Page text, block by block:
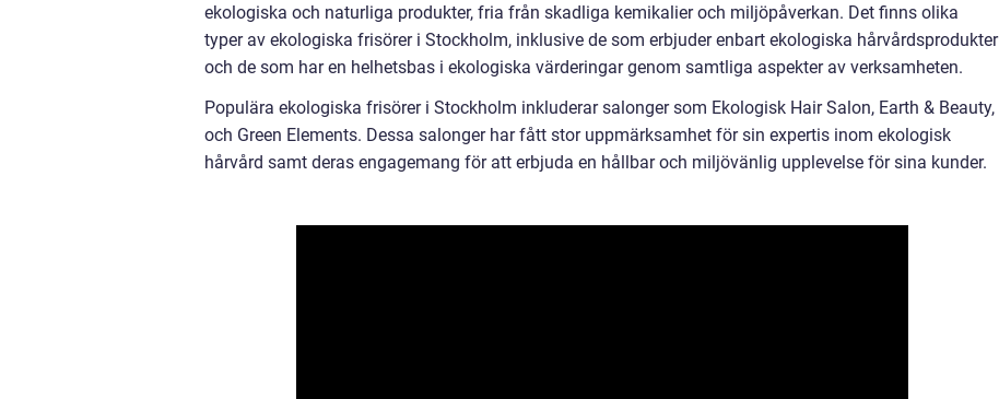
ekologiska och naturliga produkter, fria från skadliga kemikalier och miljöpåverkan. Det finns olika
typer av ekologiska frisörer i Stockholm, inklusive de som erbjuder enbart ekologiska hårvårdsprodukter
och de som har en helhetsbas i ekologiska värderingar genom samtliga aspekter av verksamheten.
Populära ekologiska frisörer i Stockholm inkluderar salonger som Ekologisk Hair Salon, Earth & Beauty,
och Green Elements. Dessa salonger har fått stor uppmärksamhet för sin expertis inom ekologisk
hårvård samt deras engagemang för att erbjuda en hållbar och miljövänlig upplevelse för sina kunder.